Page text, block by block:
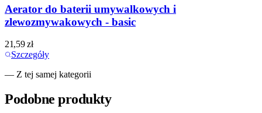
Aerator do baterii umywalkowych i
zlewozmywakowych - basic
21,59zł
Szczegóły
— Z tej samej kategorii
Podobne produkty